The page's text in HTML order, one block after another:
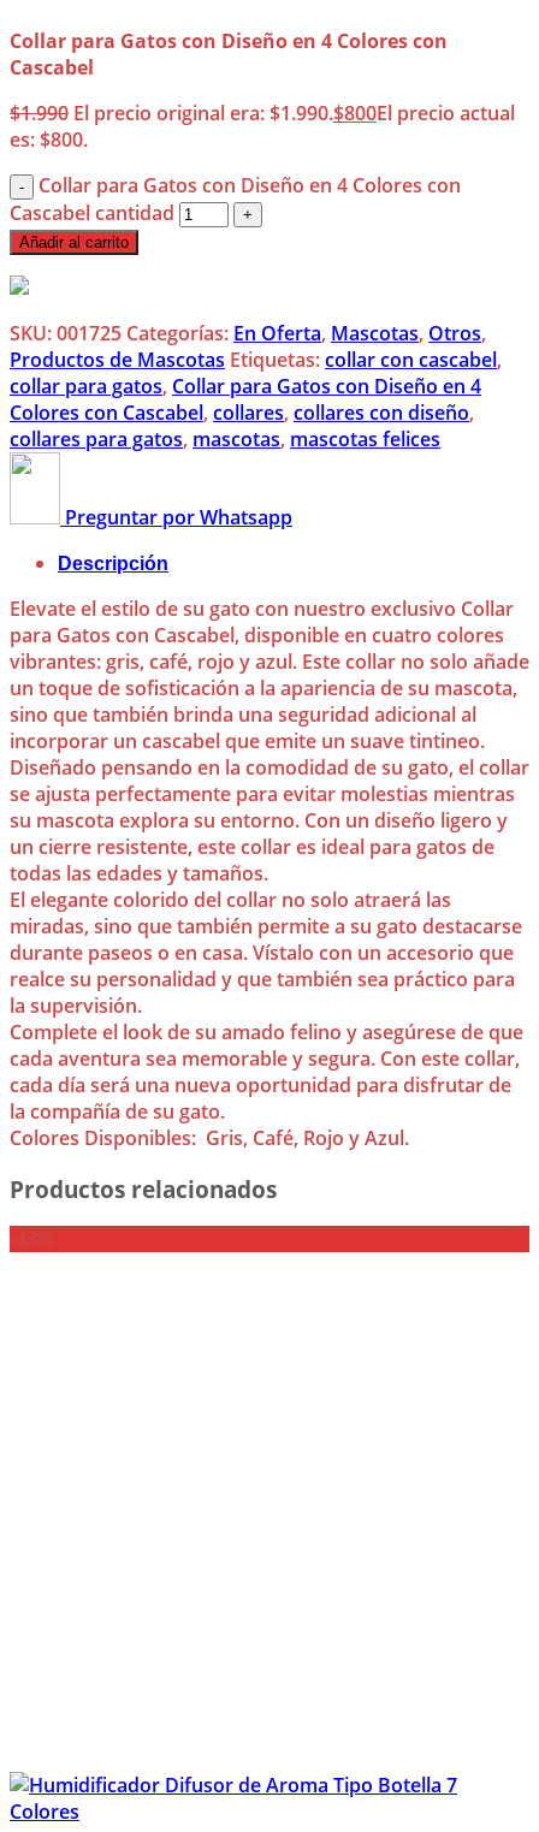
Collar para Gatos con Diseño en 4 Colores con
Cascabel
$1.990 El precio original era: $1.990.$800El precio actual
es: $800.
Collar para Gatos con Diseño en 4 Colores con
Cascabel cantidad
Añadir al carrito
SKU:001725 Categorías: En Oferta, Mascotas, Otros,
Productos de Mascotas Etiquetas:collar con cascabel,
collar para gatos, Collar para Gatos con Diseño en 4
Colores con Cascabel, collares, collares con diseño,
collares para gatos, mascotas, mascotas felices
Preguntar por Whatsapp
Descripción
Elevate el estilo de su gato con nuestro exclusivo Collar
para Gatos con Cascabel, disponible en cuatro colores
vibrantes: gris, café, rojo y azul. Este collar no solo añade
un toque de sofisticación a la apariencia de su mascota,
sino que también brinda una seguridad adicional al
incorporar un cascabel que emite un suave tintineo.
Diseñado pensando en la comodidad de su gato, el collar
se ajusta perfectamente para evitar molestias mientras
su mascota explora su entorno. Con un diseño ligero y
un cierre resistente, este collar es ideal para gatos de
todas las edades y tamaños.
El elegante colorido del collar no solo atraerá las
miradas, sino que también permite a su gato destacarse
durante paseos o en casa. Vístalo con un accesorio que
realce su personalidad y que también sea práctico para
la supervisión.
Complete el look de su amado felino y asegúrese de que
cada aventura sea memorable y segura. Con este collar,
cada día será una nueva oportunidad para disfrutar de
la compañía de su gato.
Colores Disponibles: Gris, Café, Rojo y Azul.
Productos relacionados